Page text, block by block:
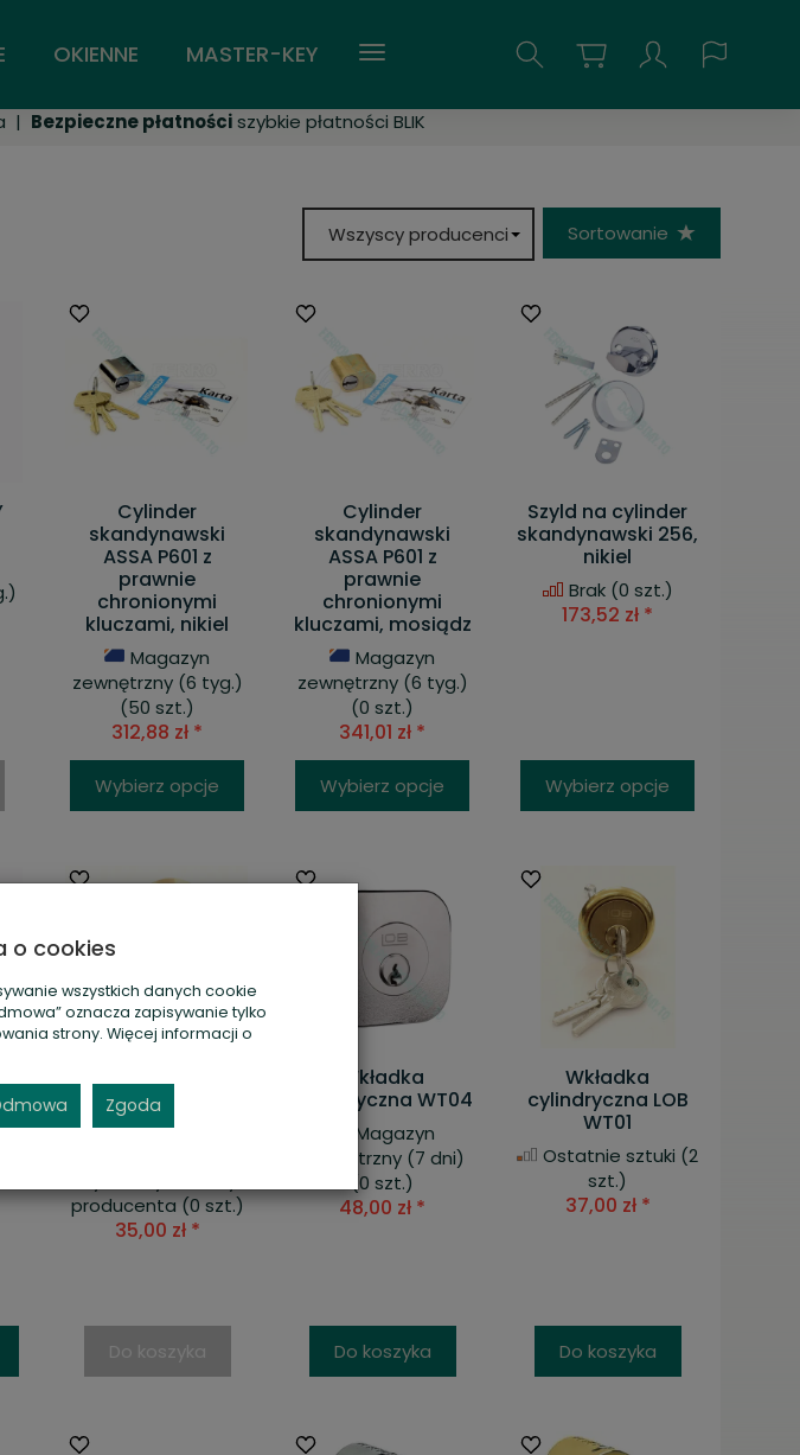
| Bezpieczne płatnościszybkie płatności BLIK
OKIENNE MASTER-KEY
Sortowanie
Cylinder
skandynawski
ASSA P601 z
prawnie
chronionymi
kluczami, nikiel
Magazyn
zewnętrzny (6 tyg.)
(50 szt.)
312,88 zł *
Wybierz opcje
Cylinder
skandynawski
ASSA P601 z
prawnie
chronionymi
kluczami, mosiądz
Magazyn
zewnętrzny (6 tyg.)
(0 szt.)
341,01 zł *
Wybierz opcje
Szyld na cylinder
skandynawski 256,
nikiel
Brak(0 szt.)
173,52 zł *
Wybierz opcje
Wkładka
cylindryczna FANA
WB1
producenta(0 szt.)
35,00 zł *
Do koszyka
Wkładka
cylindryczna WT04
Magazyn
zewnętrzny (7 dni)
(0 szt.)
48,00 zł *
Do koszyka
Wkładka
cylindryczna LOB
WT01
Ostatnie sztuki (2
szt.)
37,00 zł *
Do koszyka
o cookies
wszystkich danych cookie
oznacza zapisywanie tylko
strony. Więcej informacji o
Zgoda